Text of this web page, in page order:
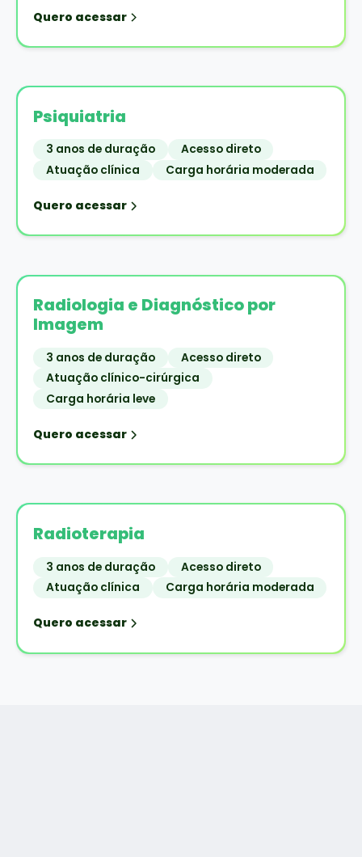
Quero acessar
Psiquiatria
3 anos de duração
Acesso direto
Atuação clínica
Carga horária moderada
Quero acessar
Radiologia e Diagnóstico por
Imagem
3 anos de duração
Acesso direto
Atuação clínico-cirúrgica
Carga horária leve
Quero acessar
Radioterapia
3 anos de duração
Acesso direto
Atuação clínica
Carga horária moderada
Quero acessar